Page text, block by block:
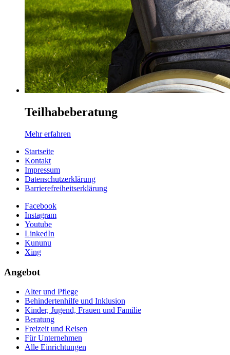
Teilhabeberatung
Mehr erfahren
Startseite
Kontakt
Impressum
Datenschutzerklärung
Barrierefreiheitserklärung
Facebook
Instagram
Youtube
LinkedIn
Kununu
Xing
Angebot
Alter und Pflege
Behindertenhilfe und Inklusion
Kinder, Jugend, Frauen und Familie
Beratung
Freizeit und Reisen
Für Unternehmen
Alle Einrichtungen